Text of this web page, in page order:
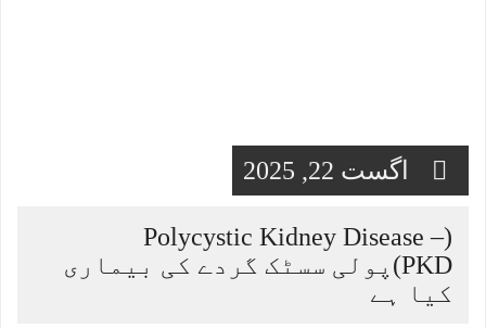
اگست 22, 2025
(Polycystic Kidney Disease –
PKD)پولی سسٹک گردے کی بیماری
کیا ہے